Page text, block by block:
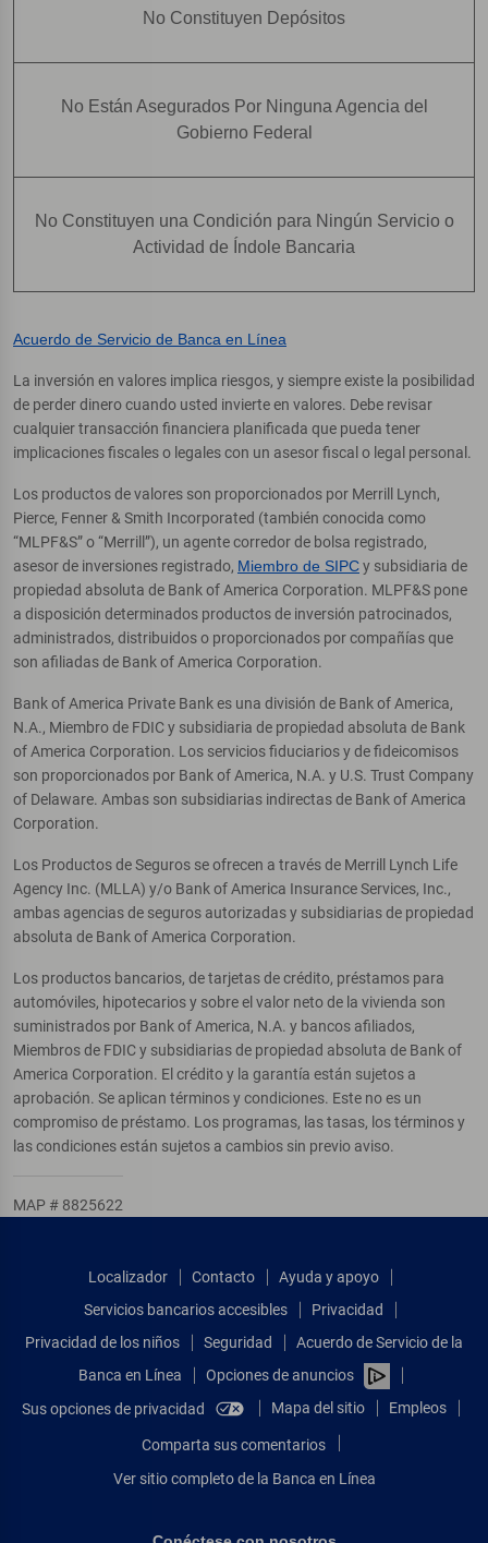
No Constituyen Depósitos
No Están Asegurados Por Ninguna Agencia del
Gobierno Federal
No Constituyen una Condición para Ningún Servicio o
Actividad de Índole Bancaria
Acuerdo de Servicio de Banca en Línea
La inversión en valores implica riesgos, y siempre existe la posibilidad
de perder dinero cuando usted invierte en valores. Debe revisar
cualquier transacción financiera planificada que pueda tener
implicaciones fiscales o legales con un asesor fiscal o legal personal.
Los productos de valores son proporcionados por Merrill Lynch,
Pierce, Fenner & Smith Incorporated (también conocida como
“MLPF&S” o “Merrill”), un agente corredor de bolsa registrado,
asesor de inversiones registrado, Miembro de SIPCy subsidiaria de
propiedad absoluta de Bank of America Corporation. MLPF&S pone
a disposición determinados productos de inversión patrocinados,
administrados, distribuidos o proporcionados por compañías que
son afiliadas de Bank of America Corporation.
Bank of America Private Bank es una división de Bank of America,
N.A., Miembro de FDIC y subsidiaria de propiedad absoluta de Bank
of America Corporation. Los servicios fiduciarios y de fideicomisos
son proporcionados por Bank of America, N.A. y U.S. Trust Company
of Delaware. Ambas son subsidiarias indirectas de Bank of America
Corporation.
Los Productos de Seguros se ofrecen a través de Merrill Lynch Life
Agency Inc. (MLLA) y/o Bank of America Insurance Services, Inc.,
ambas agencias de seguros autorizadas y subsidiarias de propiedad
absoluta de Bank of America Corporation.
Los productos bancarios, de tarjetas de crédito, préstamos para
automóviles, hipotecarios y sobre el valor neto de la vivienda son
suministrados por Bank of America, N.A. y bancos afiliados,
Miembros de FDIC y subsidiarias de propiedad absoluta de Bank of
America Corporation. El crédito y la garantía están sujetos a
aprobación. Se aplican términos y condiciones. Este no es un
compromiso de préstamo. Los programas, las tasas, los términos y
las condiciones están sujetos a cambios sin previo aviso.
MAP # 8825622
Localizador Contacto
Ayuda y apoyo
Servicios bancarios accesibles
Privacidad
Privacidad de los niños
Seguridad
Acuerdo de Servicio de la
Banca en Línea
Opciones de anuncios
Sus opciones de privacidad
Mapa del sitio Empleos
Comparta sus comentarios
Ver sitio completo de la Banca en Línea